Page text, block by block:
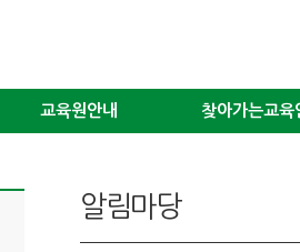
교육원안내 찾아가는교육
알림마당